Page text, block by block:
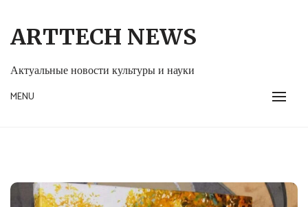
content
ARTTECH NEWS
Актуальные новости культуры и науки
MENU